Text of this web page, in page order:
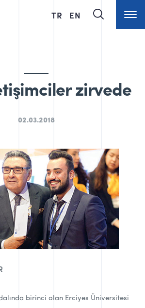
TR EN
zirvede
02.03.2018
birinci olan Erciyes Üniversitesi